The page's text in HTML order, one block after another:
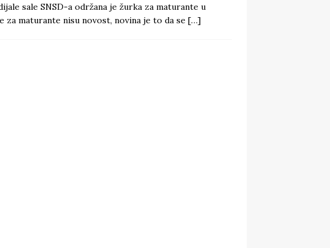
sale SNSD-a održana je žurka za maturante u
maturante nisu novost, novina je to da se […]